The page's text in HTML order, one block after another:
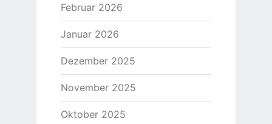
Februar 2026
Januar 2026
Dezember 2025
November 2025
Oktober 2025